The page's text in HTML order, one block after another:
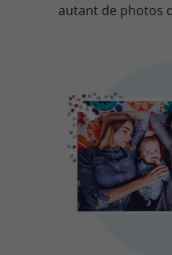
autant de photos